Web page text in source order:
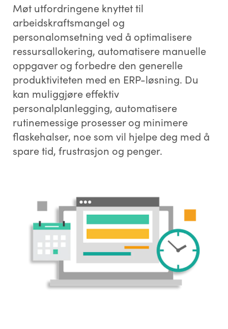
Møt utfordringene knyttet til
arbeidskraftsmangel og
personalomsetning ved å optimalisere
ressursallokering, automatisere manuelle
oppgaver og forbedre den generelle
produktiviteten med en ERP-løsning. Du
kan muliggjøre effektiv
personalplanlegging, automatisere
rutinemessige prosesser og minimere
flaskehalser, noe som vil hjelpe deg med å
spare tid, frustrasjon og penger.